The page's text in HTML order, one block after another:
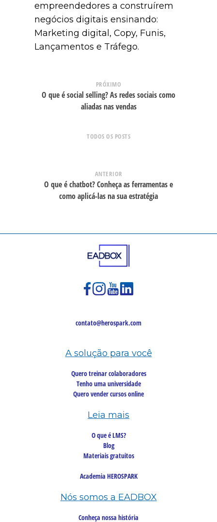
empreendedores a construírem
negócios digitais ensinando:
Marketing digital, Copy, Funis,
Lançamentos e Tráfego.
PRÓXIMO
O que é social selling? As redes sociais como
aliadas nas vendas
TODOS OS POSTS
ANTERIOR
O que é chatbot? Conheça as ferramentas e
como aplicá-las na sua estratégia
contato@herospark.com
A solução para você
Quero treinar colaboradores
Tenho uma universidade
Quero vender cursos online
Leia mais
O que é LMS?
Blog
Materiais gratuitos
Academia HEROSPARK
Nós somos a EADBOX
Conheça nossa história